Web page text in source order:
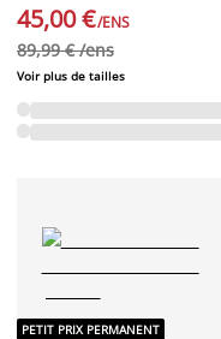
45,00 €/ENS
89,99 € /ens
Voir plus de tailles
PETIT PRIX PERMANENT